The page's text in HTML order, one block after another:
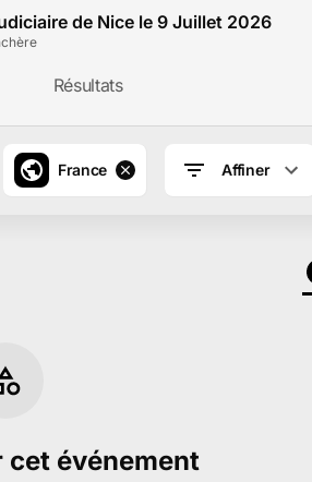
de Nice le 9 Juillet 2026
Résultats
France Affiner
événement